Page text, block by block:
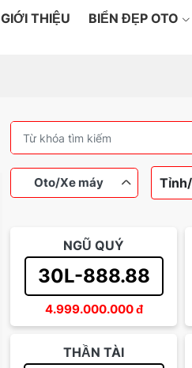
GIỚI THIỆU BIỂN ĐẸP OTO
Oto/Xe máy
Xe máy Ô tô
NGŨ QUÝ
30L-888.88
4.999.000.000đ
THẦN TÀI